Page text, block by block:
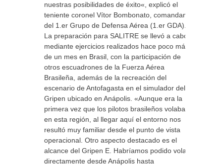
nuestras posibilidades de éxito«, explicó el
teniente coronel Vítor Bombonato, comandante
del 1.er Grupo de Defensa Aérea (1.er GDA).
La preparación para SALITRE se llevó a cabo
mediante ejercicios realizados hace poco más
de un mes en Brasil, con la participación de
otros escuadrones de la Fuerza Aérea
Brasileña, además de la recreación del
escenario de Antofagasta en el simulador del
Gripen ubicado en Anápolis. «Aunque era la
primera vez que los pilotos brasileños volaban
en esta región, al llegar aquí el entorno nos
resultó muy familiar desde el punto de vista
operacional. Otro aspecto destacado es el
alcance del Gripen E. Habríamos podido volar
directamente desde Anápolis hasta